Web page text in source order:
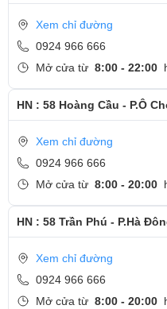
Xem chỉ đường
0924 966 666
Mở cửa từ 8:00 - 22:00
HN : 58 Hoàng Cầu - P.Ô
Xem chỉ đường
0924 966 666
Mở cửa từ 8:00 - 20:00
HN : 58 Trần Phú - P.Hà
Xem chỉ đường
0924 966 666
Mở cửa từ 8:00 - 20:00